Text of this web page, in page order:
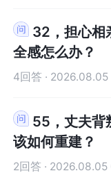
多帮忙带孩子的
夫去跟自己的亲
小谎话，比如就
后我想多歇一会
婆媳关系当中一
去激化婆媳矛盾
不是要把责任推
个儿媳妇娶的一
孩子的话，我们
己的亲妈交流，
比如就说，妈妈
歇一会儿，你能
当中一定是充当
媳矛盾的婆媳之
责任推给自己的
娶的一点用没有
32，担心相亲对象的能力和稳定性，没安
全感怎么办？
4回答 ·
55，丈夫背叛后想修复关系，崩塌的信任
该如何重建？
2回答 ·